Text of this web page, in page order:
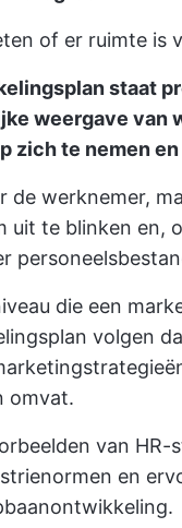
of er ruimte is
staat
weergave van
zich te nemen
de werknemer,
uit te blinken en,
die een
volgen
omvat.
van HR-
en